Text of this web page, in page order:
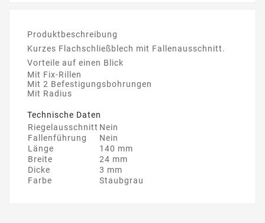
Produktbeschreibung
Kurzes Flachschließblech mit Fallenausschnitt.
Vorteile auf einen Blick
Mit Fix-Rillen
Mit 2 Befestigungsbohrungen
Mit Radius
Technische Daten
Riegelausschnitt Nein
Fallenführung
Nein
Länge
140 mm
Breite
24 mm
Dicke
3 mm
Farbe
Staubgrau